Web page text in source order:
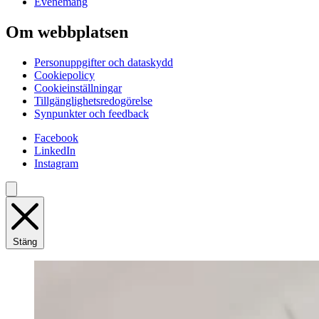
Om webbplatsen
Personuppgifter och dataskydd
Cookiepolicy
Cookieinställningar
Tillgänglighetsredogörelse
Synpunkter och feedback
Facebook
LinkedIn
Instagram
Stäng